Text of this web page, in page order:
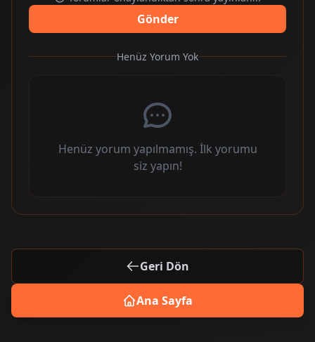
Gönder
Henüz Yorum Yok
Henüz yorum yapılmamış. İlk yorumu
siz yapın!
Geri Dön
Ana Sayfa